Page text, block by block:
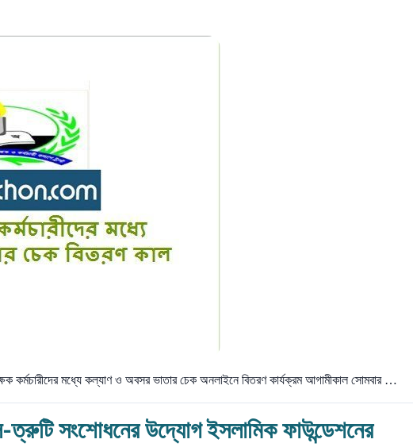
কর্মচারীদের মধ্যে কল্যাণ ও অবসর ভাতার চেক অনলাইনে বিতরণ কার্যক্রম আগামীকাল সোমবার …
সংশোধনের উদ্যোগ ইসলামিক ফাউন্ডেশনের